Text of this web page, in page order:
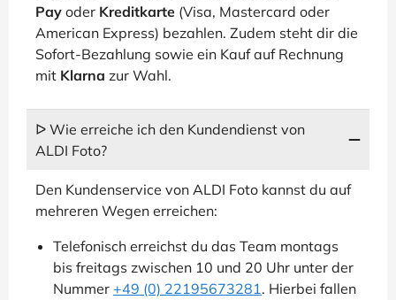
Pay oder Kreditkarte (Visa, Mastercard oder
American Express) bezahlen. Zudem steht dir die
Sofort-Bezahlung sowie ein Kauf auf Rechnung
mit Klarna zur Wahl.
ᐅ Wie erreiche ich den Kundendienst von
ALDI Foto?
Den Kundenservice von ALDI Foto kannst du auf
mehreren Wegen erreichen:
Telefonisch erreichst du das Team montags
bis freitags zwischen 10 und 20 Uhr unter der
Nummer +49 (0) 22195673281. Hierbei fallen